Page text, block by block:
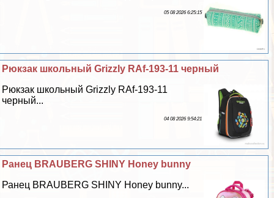
05 08 2026 6:25:15
Рюкзак школьный Grizzly RAf-193-11 черный
Рюкзак школьный Grizzly RAf-193-11
черный...
04 08 2026 9:54:21
Ранец BRAUBERG SHINY Honey bunny
Ранец BRAUBERG SHINY Honey bunny...